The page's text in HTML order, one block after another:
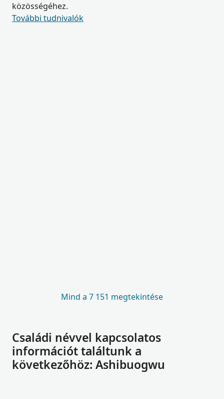
közösségéhez.
További tudnivalók
Mind a 7 151 megtekintése
Családi névvel kapcsolatos
információt találtunk a
következőhöz: Ashibuogwu